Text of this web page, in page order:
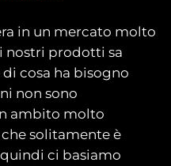
in un mercato molto
nostri prodotti sa
cosa ha bisogno
non sono
ambito molto
solitamente è
quindi ci basiamo